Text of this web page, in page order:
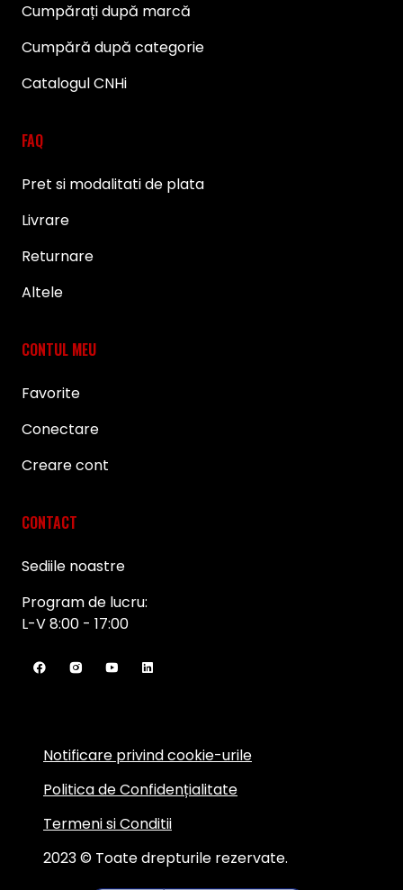
Cumpărați după marcă
Cumpără după categorie
Catalogul CNHi
FAQ
Pret si modalitati de plata
Livrare
Returnare
Altele
CONTUL MEU
Favorite
Conectare
Creare cont
CONTACT
Sediile noastre
Program de lucru:
L-V 8:00 - 17:00
2023 © Toate drepturile rezervate.
Notificare privind cookie-urile
Politica de Confidențialitate
Termeni si Conditii